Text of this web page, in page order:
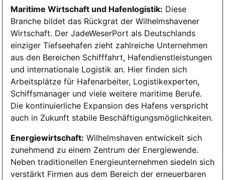
Maritime Wirtschaft und Hafenlogistik: Diese
Branche bildet das Rückgrat der Wilhelmshavener
Wirtschaft. Der JadeWeserPort als Deutschlands
einziger Tiefseehafen zieht zahlreiche Unternehmen
aus den Bereichen Schifffahrt, Hafendienstleistungen
und internationale Logistik an. Hier finden sich
Arbeitsplätze für Hafenarbeiter, Logistikexperten,
Schiffsmanager und viele weitere maritime Berufe.
Die kontinuierliche Expansion des Hafens verspricht
auch in Zukunft stabile Beschäftigungsmöglichkeiten.
Energiewirtschaft: Wilhelmshaven entwickelt sich
zunehmend zu einem Zentrum der Energiewende.
Neben traditionellen Energieunternehmen siedeln sich
verstärkt Firmen aus dem Bereich der erneuerbaren